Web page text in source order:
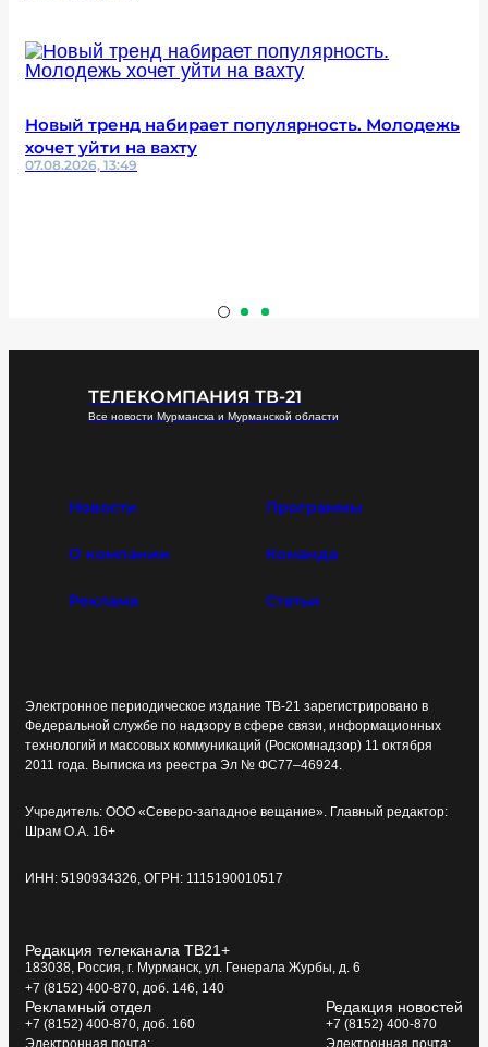
Новый тренд набирает популярность. Молодежь
хочет уйти на вахту
07.08.2026, 13:49
ТЕЛЕКОМПАНИЯ ТВ-21
Все новости Мурманска и Мурманской области
Новости Программы
О компании Команда
Реклама Статьи
Электронное периодическое издание ТВ-21 зарегистрировано в
Федеральной службе по надзору в сфере связи, информационных
технологий и массовых коммуникаций (Роскомнадзор) 11 октября
2011 года. Выписка из реестра Эл № ФС77–46924.
Учредитель: ООО «Северо-западное вещание». Главный редактор:
Шрам О.А. 16+
ИНН: 5190934326, ОГРН: 1115190010517
Редакция телеканала ТВ21+
183038, Россия, г. Мурманск, ул. Генерала Журбы, д. 6
+7 (8152) 400-870, доб. 146, 140
Рекламный отдел
+7 (8152) 400-870, доб. 160
Электронная почта:
Редакция новостей
+7 (8152) 400-870
Электронная почта: